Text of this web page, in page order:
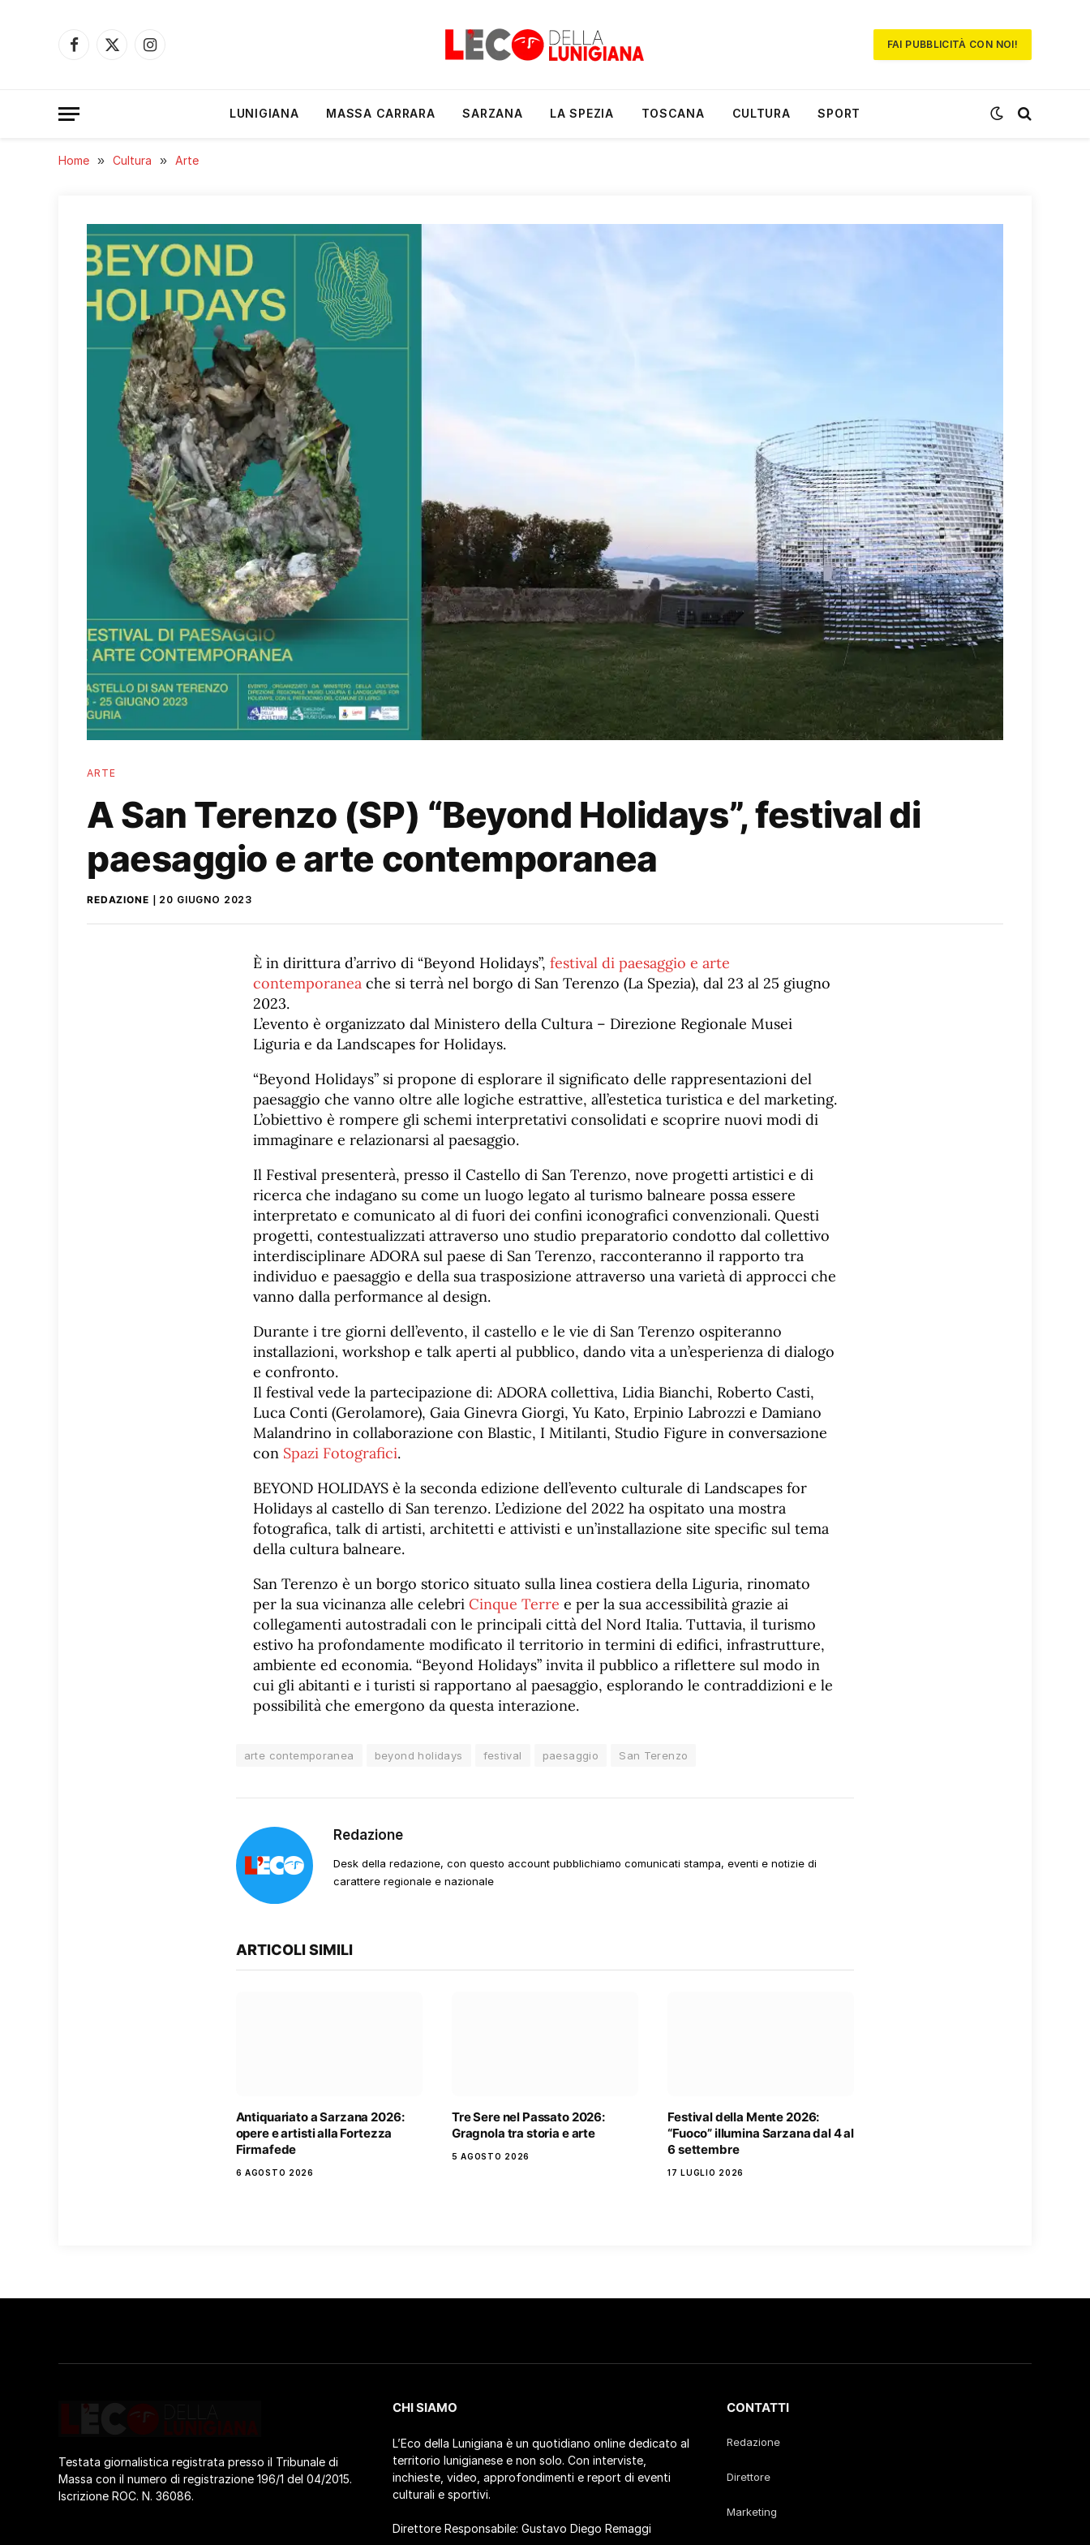
Facebook
X
Instagram
FAI PUBBLICITÀ CON NOI!
LUNIGIANA MASSA CARRARA SARZANA LA SPEZIA TOSCANA CULTURA SPORT
Home » Cultura » Arte
ARTE
A San Terenzo (SP) “Beyond Holidays”, festival di
paesaggio e arte contemporanea
REDAZIONE 20 GIUGNO 2023
È in dirittura d’arrivo di “Beyond Holidays”, festival di paesaggio e arte
contemporanea che si terrà nel borgo di San Terenzo (La Spezia), dal 23 al 25 giugno
2023.
L’evento è organizzato dal Ministero della Cultura – Direzione Regionale Musei
Liguria e da Landscapes for Holidays.
“Beyond Holidays” si propone di esplorare il significato delle rappresentazioni del
paesaggio che vanno oltre alle logiche estrattive, all’estetica turistica e del marketing.
L’obiettivo è rompere gli schemi interpretativi consolidati e scoprire nuovi modi di
immaginare e relazionarsi al paesaggio.
Il Festival presenterà, presso il Castello di San Terenzo, nove progetti artistici e di
ricerca che indagano su come un luogo legato al turismo balneare possa essere
interpretato e comunicato al di fuori dei confini iconografici convenzionali. Questi
progetti, contestualizzati attraverso uno studio preparatorio condotto dal collettivo
interdisciplinare ADORA sul paese di San Terenzo, racconteranno il rapporto tra
individuo e paesaggio e della sua trasposizione attraverso una varietà di approcci che
vanno dalla performance al design.
Durante i tre giorni dell’evento, il castello e le vie di San Terenzo ospiteranno
installazioni, workshop e talk aperti al pubblico, dando vita a un’esperienza di dialogo
e confronto.
Il festival vede la partecipazione di: ADORA collettiva, Lidia Bianchi, Roberto Casti,
Luca Conti (Gerolamore), Gaia Ginevra Giorgi, Yu Kato, Erpinio Labrozzi e Damiano
Malandrino in collaborazione con Blastic, I Mitilanti, Studio Figure in conversazione
con Spazi Fotografici.
BEYOND HOLIDAYS è la seconda edizione dell’evento culturale di Landscapes for
Holidays al castello di San terenzo. L’edizione del 2022 ha ospitato una mostra
fotografica, talk di artisti, architetti e attivisti e un’installazione site specific sul tema
della cultura balneare.
San Terenzo è un borgo storico situato sulla linea costiera della Liguria, rinomato
per la sua vicinanza alle celebri Cinque Terre e per la sua accessibilità grazie ai
collegamenti autostradali con le principali città del Nord Italia. Tuttavia, il turismo
estivo ha profondamente modificato il territorio in termini di edifici, infrastrutture,
ambiente ed economia. “Beyond Holidays” invita il pubblico a riflettere sul modo in
cui gli abitanti e i turisti si rapportano al paesaggio, esplorando le contraddizioni e le
possibilità che emergono da questa interazione.
arte contemporanea beyond holidays festival paesaggio San Terenzo
Redazione
Desk della redazione, con questo account pubblichiamo comunicati stampa, eventi e notizie di
carattere regionale e nazionale
ARTICOLI SIMILI
Antiquariato a Sarzana 2026:
opere e artisti alla Fortezza
Firmafede
6 AGOSTO 2026
Tre Sere nel Passato 2026:
Gragnola tra storia e arte
5 AGOSTO 2026
Festival della Mente 2026:
“Fuoco” illumina Sarzana dal 4 al
6 settembre
17 LUGLIO 2026
Testata giornalistica registrata presso il Tribunale di
Massa con il numero di registrazione 196/1 del 04/2015.
Iscrizione ROC. N. 36086.
CHI SIAMO
L’Eco della Lunigiana è un quotidiano online dedicato al
territorio lunigianese e non solo. Con interviste,
inchieste, video, approfondimenti e report di eventi
culturali e sportivi.
Direttore Responsabile: Gustavo Diego Remaggi
CONTATTI
Redazione
Direttore
Marketing